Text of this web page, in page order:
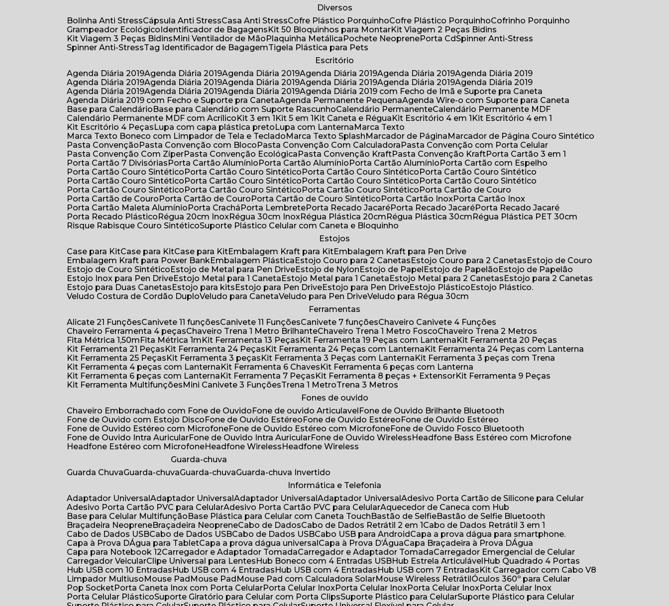
Diversos
Bolinha Anti Stress
Cápsula Anti Stress Casa Anti Stress Cofre Plástico Porquinho Cofre Plástico Porquinho
Cofrinho Porquinho
Grampeador Ecológico Identificador de Bagagens Kit 50 Bloquinhos para Montar
Kit Viagem 2 Peças Bidins
Kit Viagem 3 Peças Bidins
Mini Ventilador de Mão Plaquinha Metálica Pochete Neoprene Porta Cd
Spinner Anti-Stress
Spinner Anti-Stress
Tag Identificador de Bagagem
Tigela Plástica para Pets
Escritório
Agenda Diária 2019
Agenda Diária 2019 Agenda Diária 2019 Agenda Diária 2019 Agenda Diária 2019
Agenda Diária 2019
Agenda Diária 2019
Agenda Diária 2019 Agenda Diária 2019 Agenda Diária 2019 Agenda Diária 2019
Agenda Diária 2019
Agenda Diária 2019
Agenda Diária 2019 Agenda Diária 2019
Agenda Diária 2019 com Fecho de Imã e Suporte pra Caneta
Agenda Diária 2019 com Fecho e Suporte pra Caneta
Agenda Permanente Pequena
Agenda Wire-o com Suporte para Caneta
Base para Calendário
Base para Calendário com Suporte Rascunho Calendário Permanente
Calendário Permanente MDF
Calendário Permanente MDF com Acrílico
Kit 3 em 1 Kit 5 em 1 Kit Caneta e Régua Kit Escritório 4 em 1
Kit Escritório 4 em 1
Kit Escritório 4 Peças
Lupa com capa plástica preto Lupa com Lanterna
Marca Texto
Marca Texto Boneco com Limpador de Tela e Teclado
Marca Texto Splash Marcador de Página
Marcador de Página Couro Sintético
Pasta Convenção
Pasta Convenção com Bloco Pasta Convenção Com Calculadora
Pasta Convenção com Porta Celular
Pasta Convenção Com Zíper
Pasta Convenção Ecológica Pasta Convenção Kraft Pasta Convenção Kraft
Porta Cartão 3 em 1
Porta Cartão 7 Divisórias
Porta Cartão Alumínio Porta Cartão Alumínio Porta Cartão Alumínio
Porta Cartão com Espelho
Porta Cartão Couro Sintético
Porta Cartão Couro Sintético Porta Cartão Couro Sintético
Porta Cartão Couro Sintético
Porta Cartão Couro Sintético
Porta Cartão Couro Sintético Porta Cartão Couro Sintético
Porta Cartão Couro Sintético
Porta Cartão Couro Sintético
Porta Cartão Couro Sintético Porta Cartão Couro Sintético
Porta Cartão de Couro
Porta Cartão de Couro
Porta Cartão de Couro Porta Cartão de Couro Sintético Porta Cartão Inox
Porta Cartão Inox
Porta Cartão Maleta Alumínio
Porta Crachá Porta Lembrete Porta Recado Jacaré Porta Recado Jacaré
Porta Recado Jacaré
Porta Recado Plástico
Régua 20cm Inox Régua 30cm Inox Régua Plástica 20cm Régua Plástica 30cm
Régua Plástica PET 30cm
Risque Rabisque Couro Sintético
Suporte Plástico Celular com Caneta e Bloquinho
Estojos
Case para Kit
Case para Kit Case para Kit Embalagem Kraft para Kit
Embalagem Kraft para Pen Drive
Embalagem Kraft para Power Bank
Embalagem Plástica Estojo Couro para 2 Canetas Estojo Couro para 2 Canetas
Estojo de Couro
Estojo de Couro Sintético
Estojo de Metal para Pen Drive Estojo de Nylon Estojo de Papel Estojo de Papelão
Estojo de Papelão
Estojo Inox para Pen Drive
Estojo Metal para 1 Caneta Estojo Metal para 1 Caneta Estojo Metal para 2 Canetas
Estojo para 2 Canetas
Estojo para Duas Canetas
Estojo para kits Estojo para Pen Drive Estojo para Pen Drive Estojo Plástico
Estojo Plástico.
Veludo Costura de Cordão Duplo Veludo para Caneta Veludo para Pen Drive Veludo para Régua 30cm
Ferramentas
Alicate 21 Funções
Canivete 11 funções Canivete 11 Funções Canivete 7 funções
Chaveiro Canivete 4 Funções
Chaveiro Ferramenta 4 peças
Chaveiro Trena 1 Metro Brilhante Chaveiro Trena 1 Metro Fosco
Chaveiro Trena 2 Metros
Fita Métrica 1,50m
Fita Métrica 1m Kit Ferramenta 13 Peças Kit Ferramenta 19 Peças com Lanterna
Kit Ferramenta 20 Peças
Kit Ferramenta 21 Peças
Kit Ferramenta 24 Peças Kit Ferramenta 24 Peças com Lanterna
Kit Ferramenta 24 Peças com Lanterna
Kit Ferramenta 25 Peças
Kit Ferramenta 3 peças Kit Ferramenta 3 Peças com Lanterna
Kit Ferramenta 3 peças com Trena
Kit Ferramenta 4 peças com Lanterna
Kit Ferramenta 6 Chaves
Kit Ferramenta 6 peças com Lanterna
Kit Ferramenta 6 peças com Lanterna
Kit Ferramenta 7 Peças Kit Ferramenta 8 peças + Extensor
Kit Ferramenta 9 Peças
Kit Ferramenta Multifunções
Mini Canivete 3 Funções Trena 1 Metro
Trena 3 Metros
Fones de ouvido
Chaveiro Emborrachado com Fone de Ouvido
Fone de ouvido Articulavel
Fone de Ouvido Brilhante Bluetooth
Fone de Ouvido com Estojo Disco
Fone de Ouvido Estéreo Fone de Ouvido Estéreo
Fone de Ouvido Estéreo
Fone de Ouvido Estéreo com Microfone Fone de Ouvido Estéreo com Microfone Fone de Ouvido Fosco Bluetooth
Fone de Ouvido Intra Auricular Fone de Ouvido Intra Auricular Fone de Ouvido Wireless
Headfone Bass Estéreo com Microfone
Headfone Estéreo com Microfone
Headfone Wireless
Headfone Wireless
Guarda-chuva
Guarda Chuva
Guarda-chuva Guarda-chuva
Guarda-chuva Invertido
Informática e Telefonia
Adaptador Universal
Adaptador Universal Adaptador Universal Adaptador Universal
Adesivo Porta Cartão de Silicone para Celular
Adesivo Porta Cartão PVC para Celular
Adesivo Porta Cartão PVC para Celular
Aquecedor de Caneca com Hub
Base para Celular Multifunção
Base Plástica para Celular com Caneta Touch Bastão de Selfie
Bastão de Selfie Bluetooth
Braçadeira Neoprene
Braçadeira Neoprene Cabo de Dados Cabo de Dados Retrátil 2 em 1
Cabo de Dados Retrátil 3 em 1
Cabo de Dados USB
Cabo de Dados USB Cabo de Dados USB Cabo USB para Android
Capa a prova dágua para smartphone.
Capa à Prova DÁgua para Tablet
Capa a prova dágua universal Capa à Prova D’Água
Capa Braçadeira à Prova DÁgua
Capa para Notebook 12
Carregador e Adaptador Tomada Carregador e Adaptador Tomada
Carregador Emergencial de Celular
Carregador Veicular
Clipe Universal para Lentes Hub Boneco com 4 Entradas USB Hub Estrela Articulável
Hub Quadrado 4 Portas
Hub USB com 10 Entradas
Hub USB com 4 Entradas Hub USB com 4 Entradas Hub USB com 7 Entradas
Kit Carregador com Cabo V8
Limpador Multiuso
Mouse Pad Mouse Pad Mouse Pad com Calculadora Solar Mouse Wireless Retrátil
Óculos 360º para Celular
Pop Socket
Porta Caneta Inox com Porta Celular Porta Celular Inox Porta Celular Inox Porta Celular Inox
Porta Celular Inox
Porta Celular Plástico
Suporte Giratório para Celular com Porta Clips Suporte Plástico para Celular Suporte Plástico para Celular